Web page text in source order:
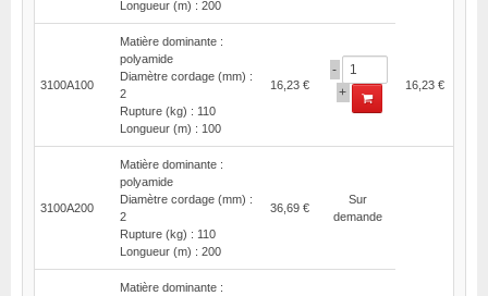
Longueur (m) : 200
3100A100
Matière dominante :
polyamide
Diamètre cordage (mm) :
2
Rupture (kg) : 110
Longueur (m) : 100
16,23 €
-
+
16,23 €
3100A200
Matière dominante :
polyamide
Diamètre cordage (mm) :
2
Rupture (kg) : 110
Longueur (m) : 200
36,69 €
Sur
demande
Matière dominante :